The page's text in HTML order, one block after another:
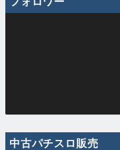
中古パチスロ販売